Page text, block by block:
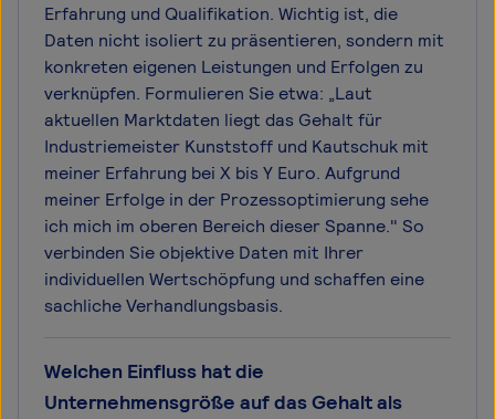
Erfahrung und Qualifikation. Wichtig ist, die
Daten nicht isoliert zu präsentieren, sondern mit
konkreten eigenen Leistungen und Erfolgen zu
verknüpfen. Formulieren Sie etwa: „Laut
aktuellen Marktdaten liegt das Gehalt für
Industriemeister Kunststoff und Kautschuk mit
meiner Erfahrung bei X bis Y Euro. Aufgrund
meiner Erfolge in der Prozessoptimierung sehe
ich mich im oberen Bereich dieser Spanne." So
verbinden Sie objektive Daten mit Ihrer
individuellen Wertschöpfung und schaffen eine
sachliche Verhandlungsbasis.
Welchen Einfluss hat die
Unternehmensgröße auf das Gehalt als